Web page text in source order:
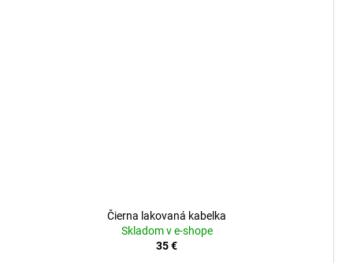
Čierna lakovaná kabelka
Skladom v e-shope
35 €